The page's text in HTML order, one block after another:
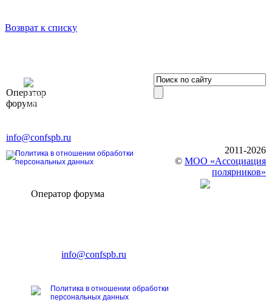
Возврат к списку
Оператор
форума
Элит»
196191, г. Санкт-Петербург,
info@confspb.ru
Политика в отношении обработки
персональных данных
2011-2026
© МОО «Ассоциация
полярников»
Оператор форума
E-mail:info@confspb.ru
Политика в отношении обработки
персональных данных